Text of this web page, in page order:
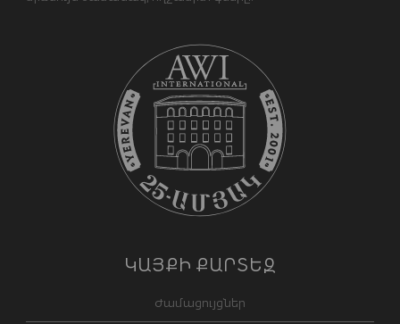
ԿԱՅՔԻ ՔԱՐՏԵԶ
Ժամացույցներ